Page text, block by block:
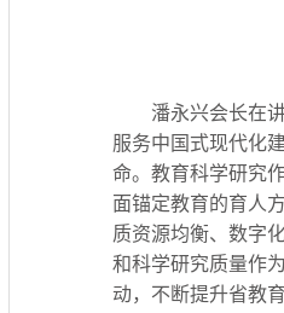
潘永兴会长在
服务中国式现代化
命。教育科学研究
面锚定教育的育人
质资源均衡、数字
和科学研究质量作
动，不断提升省教